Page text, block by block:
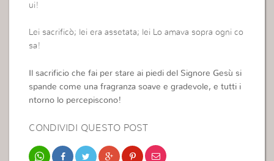
ui!
Lei sacrificò; lei era assetata; lei Lo amava sopra ogni co
sa!
Il sacrificio che fai per stare ai piedi del Signore Gesù si
spande come una fragranza soave e gradevole, e tutti i
ntorno lo percepiscono!
CONDIVIDI QUESTO POST